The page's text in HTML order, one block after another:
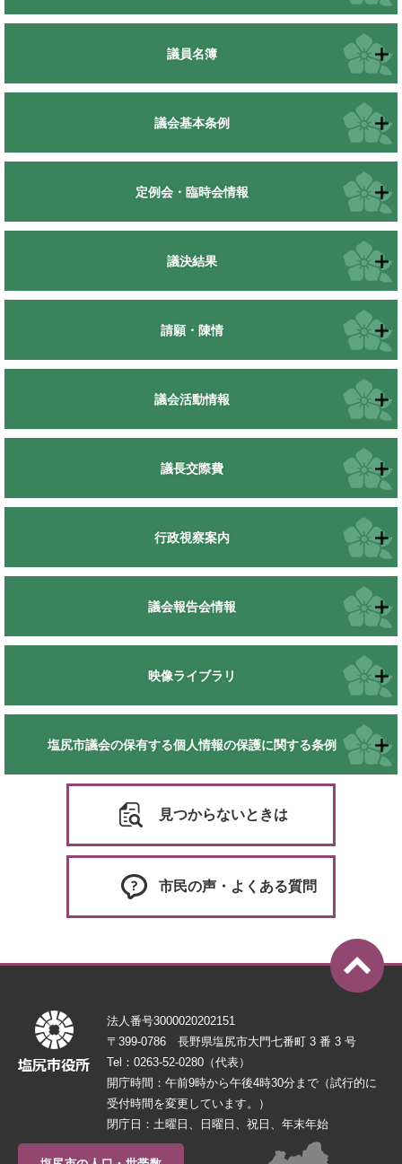
議員名簿
議会基本条例
定例会・臨時会情報
議決結果
請願・陳情
議会活動情報
議長交際費
行政視察案内
議会報告会情報
映像ライブラリ
塩尻市議会の保有する個人情報の保護に関する条例
見つからないときは
市民の声・よくある質問
法人番号3000020202151
〒399-0786 長野県塩尻市大門七番町 3 番 3 号
Tel：0263-52-0280（代表）
開庁時間：午前9時から午後4時30分まで（試行的に
受付時間を変更しています。）
閉庁日：土曜日、日曜日、祝日、年末年始